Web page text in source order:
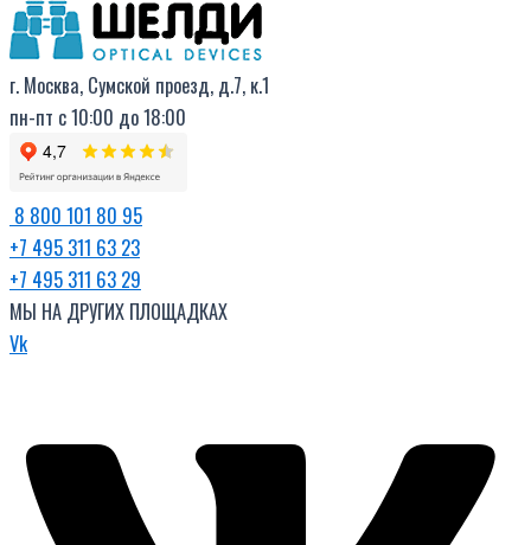
г. Москва, Сумской проезд, д.7, к.1
пн-пт с 10:00 до 18:00
8 800 101 80 95
+7 495 311 63 23
+7 495 311 63 29
МЫ НА ДРУГИХ ПЛОЩАДКАХ
Vk